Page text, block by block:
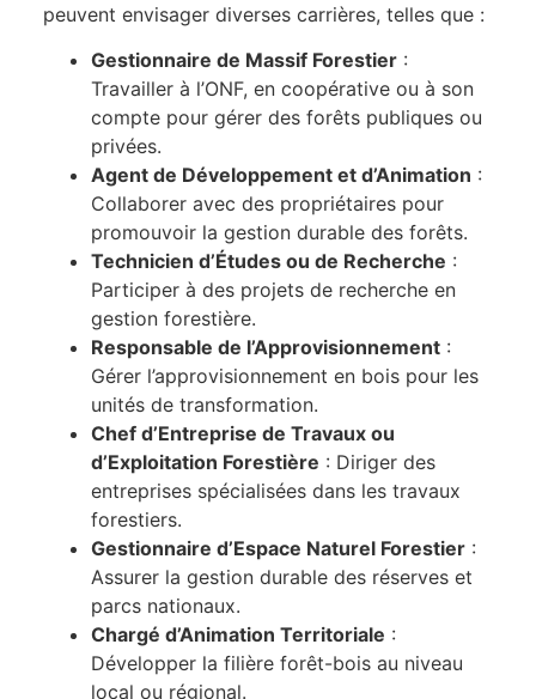
peuvent envisager diverses carrières, telles que :
Gestionnaire de Massif Forestier:
Travailler à l’ONF, en coopérative ou à son
compte pour gérer des forêts publiques ou
privées.
Agent de Développement et d’Animation :
Collaborer avec des propriétaires pour
promouvoir la gestion durable des forêts.
Technicien d’Études ou de Recherche :
Participer à des projets de recherche en
gestion forestière.
Responsable de l’Approvisionnement:
Gérer l’approvisionnement en bois pour les
unités de transformation.
Chef d’Entreprise de Travaux ou
d’Exploitation Forestière : Diriger des
entreprises spécialisées dans les travaux
forestiers.
Gestionnaire d’Espace Naturel Forestier:
Assurer la gestion durable des réserves et
parcs nationaux.
Chargé d’Animation Territoriale :
Développer la filière forêt-bois au niveau
local ou régional.